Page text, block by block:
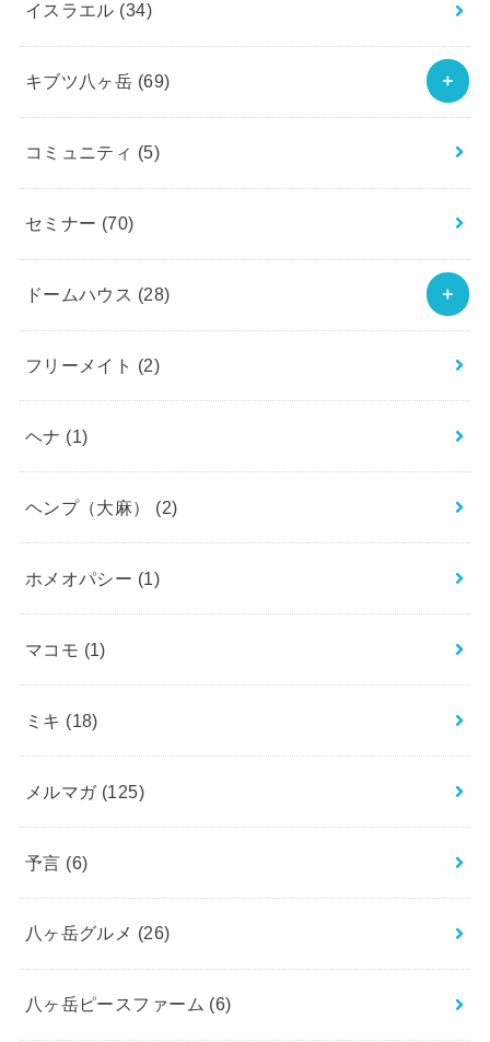
イスラエル (34)
キブツ八ヶ岳 (69)
コミュニティ (5)
セミナー (70)
ドームハウス (28)
フリーメイト (2)
ヘナ (1)
ヘンプ（大麻） (2)
ホメオパシー (1)
マコモ (1)
ミキ (18)
メルマガ (125)
予言 (6)
八ヶ岳グルメ (26)
八ヶ岳ピースファーム (6)